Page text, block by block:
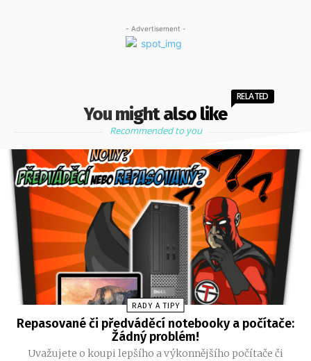
- Advertisement -
You might also like
RELATED
Recommended to you
RADY A TIPY
Repasované či předváděcí notebooky a počítače:
Žádný problém!
Uvažujete o koupi lepšího a výkonnějšího počítače či